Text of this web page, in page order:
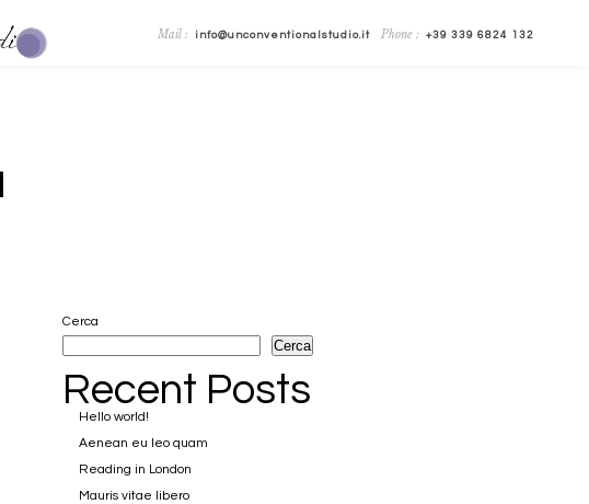
Mail : info@unconventionalstudio.it Phone : +39 339 6824 132
Cerca
Cerca
Recent Posts
Hello world!
Aenean eu leo quam
Reading in London
Mauris vitae libero